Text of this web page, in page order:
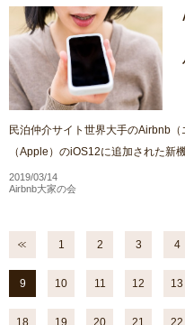
民泊仲介サイト世界大手のAirbnb
（Apple）のiOS12に追加された新
2019/03/14
Airbnb大家の会
1 2 3 4
9 10 11 12 13
18 19 20 21 22